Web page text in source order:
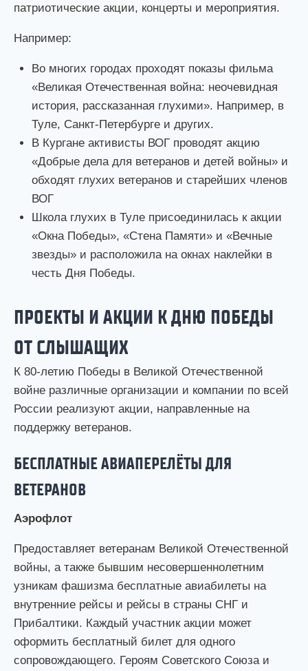
патриотические акции, концерты и мероприятия.
Например:
Во многих городах проходят показы фильма
«Великая Отечественная война: неочевидная
история, рассказанная глухими». Например, в
Туле, Санкт-Петербурге и других.
В Кургане активисты ВОГ проводят акцию
«Добрые дела для ветеранов и детей войны» и
обходят глухих ветеранов и старейших членов
ВОГ
Школа глухих в Туле присоединилась к акции
«Окна Победы», «Стена Памяти» и «Вечные
звезды» и расположила на окнах наклейки в
честь Дня Победы.
ПРОЕКТЫ И АКЦИИ К ДНЮ ПОБЕДЫ
ОТ СЛЫШАЩИХ
К 80-летию Победы в Великой Отечественной
войне различные организации и компании по всей
России реализуют акции, направленные на
поддержку ветеранов.
БЕСПЛАТНЫЕ АВИАПЕРЕЛЁТЫ ДЛЯ
ВЕТЕРАНОВ
Аэрофлот
Предоставляет ветеранам Великой Отечественной
войны, а также бывшим несовершеннолетним
узникам фашизма бесплатные авиабилеты на
внутренние рейсы и рейсы в страны СНГ и
Прибалтики. Каждый участник акции может
оформить бесплатный билет для одного
сопровождающего. Героям Советского Союза и